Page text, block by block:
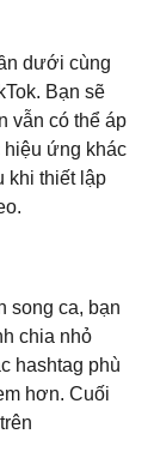
dưới cùng
Bạn sẽ
vẫn có thể áp
hiệu ứng khác
khi thiết lập
song ca, bạn
chia nhỏ
hashtag phù
hơn. Cuối